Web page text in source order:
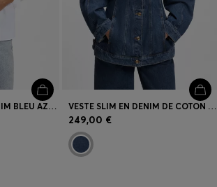
GILET COURT EN DENIM BLEU AZUR SANS MANCHES VESTE SLIM EN DENIM DE COTON JAPONAIS À LA SILHOUETTE EN SABLIER
249,00 €